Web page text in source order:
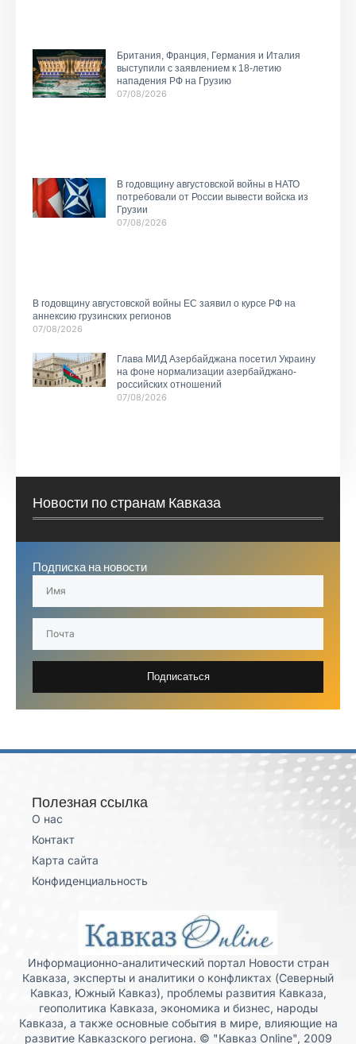
Британия, Франция, Германия и Италия
выступили с заявлением к 18-летию
нападения РФ на Грузию
07/08/2026
В годовщину августовской войны в НАТО
потребовали от России вывести войска из
Грузии
07/08/2026
В годовщину августовской войны ЕС заявил о курсе РФ на
аннексию грузинских регионов
07/08/2026
Глава МИД Азербайджана посетил Украину
на фоне нормализации азербайджано-
российских отношений
07/08/2026
Новости по странам Кавказа
Подписка на новости
Подписаться
Полезная ссылка
О нас
Контакт
Карта сайта
Конфиденциальность
Информационно-аналитический портал Новости стран
Кавказа, эксперты и аналитики о конфликтах (Северный
Кавказ, Южный Кавказ), проблемы развития Кавказа,
геополитика Кавказа, экономика и бизнес, народы
Кавказа, а также основные события в мире, влияющие на
развитие Кавказского региона. © "Кавказ Online", 2009